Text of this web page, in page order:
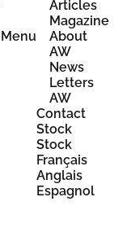
Menu
Articles
Magazine
About
AW
News
Letters
AW
Contact
Stock
Stock
Français
Anglais
Espagnol